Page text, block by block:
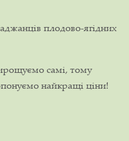
плодово-ягідних
самі, тому
найкращі ціни!